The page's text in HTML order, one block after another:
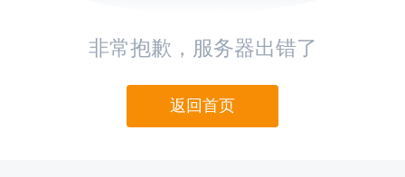
非常抱歉，服务器出错了
返回首页